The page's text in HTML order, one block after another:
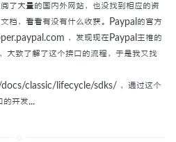
了大量的国内外网站，也没找到相应的资
档，看看有没有什么收获。Paypal的官方
，发现现在Paypal主推的
大致了解了这个接口的流程，于是我又找
classic/lifecycle/sdks/ ，通过这个
的开发...